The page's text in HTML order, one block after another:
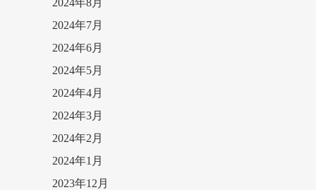
2024年7月
2024年6月
2024年5月
2024年4月
2024年3月
2024年2月
2024年1月
2023年12月